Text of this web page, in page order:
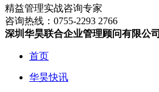
精益管理实战咨询专家
咨询热线： 0755-2293 2766
深圳华昊联合企业管理顾问有限公司
首页
华昊快讯